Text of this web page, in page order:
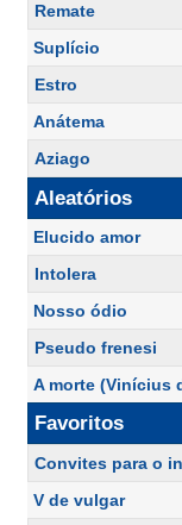
Remate
Suplício
Estro
Anátema
Aziago
Aleatórios
Elucido amor
Intolera
Nosso ódio
Pseudo frenesi
A morte (Vinícius
Favoritos
Convites para o
V de vulgar